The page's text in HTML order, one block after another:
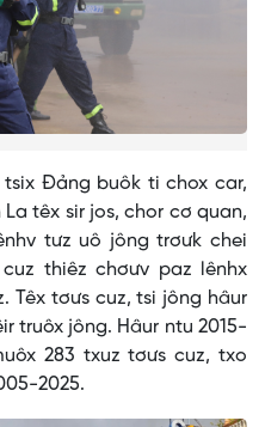
Đảng buôk ti chox car,
têx sir jos, chor cơ quan,
tưz uô jông trơưk chei
thiêz chơưv paz lênhx
Têx tơưs cuz, tsi jông hâur
truôx jông. Hâur ntu 2015-
283 txuz tơưs cuz, txo
2025.